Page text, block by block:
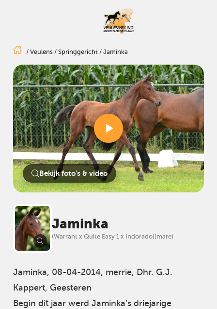
/ Veulens/ Springgericht/ Jaminka
Bekijk foto's & video
Jaminka
(Warrant x Quite Easy 1 x Indorado)(mare)
Jaminka, 08-04-2014, merrie, Dhr. G.J.
Kappert, Geesteren
Begin dit jaar werd Jaminka’s driejarige